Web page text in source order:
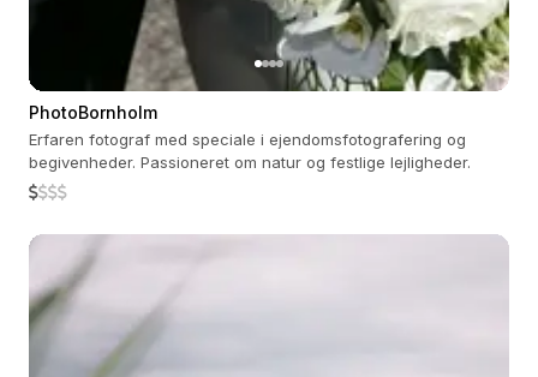
PhotoBornholm
Erfaren fotograf med speciale i ejendomsfotografering og
begivenheder. Passioneret om natur og festlige lejligheder.